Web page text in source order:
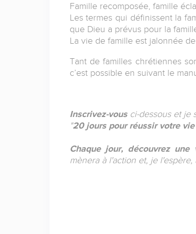
Famille recomposée, famille
Les termes qui définissent la
que Dieu a prévus pour la
La vie de famille est jalonnée
Tant de familles chrétiennes
c’est possible en suivant le
Inscrivez-vousci-dessous et je
"20 jours pour réussir votre
Chaque jour, découvrez une
mènera à l'action et, je